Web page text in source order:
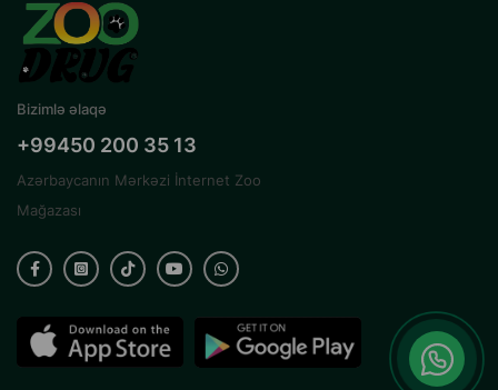
Bizimlə əlaqə
+99450 200 35 13
Azərbaycanın Mərkəzi İnternet Zoo
Mağazası